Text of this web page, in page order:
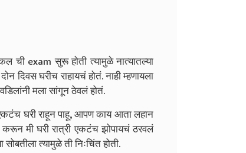
ची exam सुरू होती त्यामुळे नात्यातल्या
दिवस घरीच राहायचं होतं. नाही म्हणायला
मला सांगून ठेवलं होतं.
घरी राहून पाहू, आपण काय आता लहान
मी घरी रात्री एकटंच झोपायचं ठरवलं
त्यामुळे ती निःचिंत होती.